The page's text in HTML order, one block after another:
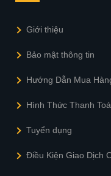
Giới thiệu
Bảo mật thông tin
Hướng Dẫn Mua
Hình Thức Thanh
Tuyển dụng
Điều Kiện Giao Dịch